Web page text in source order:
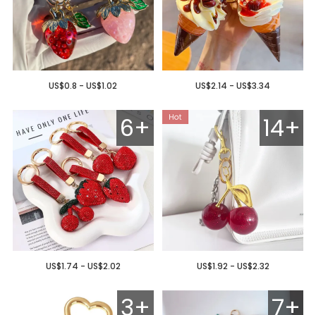
US$0.8 - US$1.02 US$2.14 - US$3.34
6+
US$1.74 - US$2.02
14+
US$1.92 - US$2.32
3+ 7+